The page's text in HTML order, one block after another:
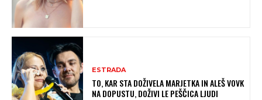
ESTRADA
TO, KAR STA DOŽIVELA MARJETKA IN ALEŠ VOVK
NA DOPUSTU, DOŽIVI LE PEŠČICA LJUDI